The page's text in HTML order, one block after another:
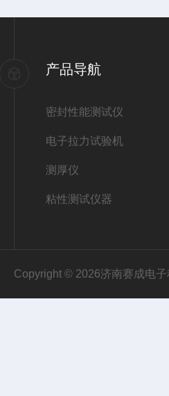
产品导航
密封性能测试仪
电子拉力试验机
测厚仪
粘性测试仪器
Copyright © 2026济南赛成电